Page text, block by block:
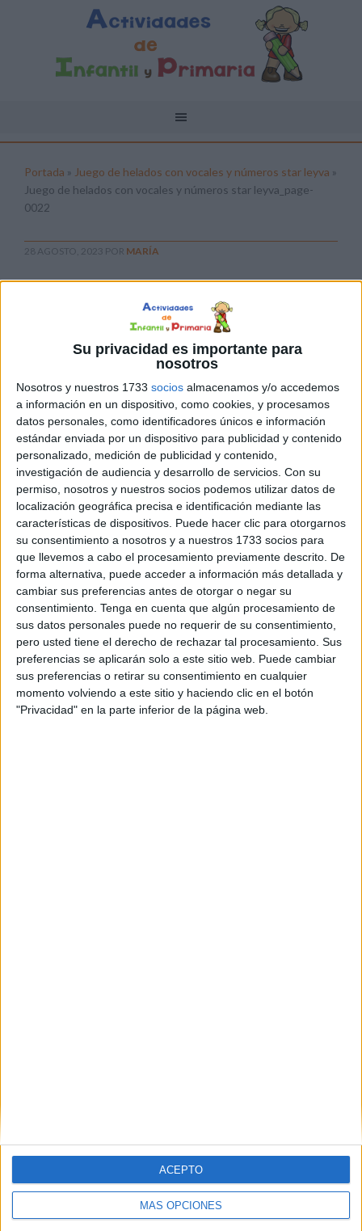
Su privacidad es importante para
nosotros
Nosotros y nuestros 1733 socios almacenamos y/o accedemos
a información en un dispositivo, como cookies, y procesamos
datos personales, como identificadores únicos e información
estándar enviada por un dispositivo para publicidad y contenido
personalizado, medición de publicidad y contenido,
investigación de audiencia y desarrollo de servicios. Con su
permiso, nosotros y nuestros socios podemos utilizar datos de
localización geográfica precisa e identificación mediante las
características de dispositivos. Puede hacer clic para otorgarnos
su consentimiento a nosotros y a nuestros 1733 socios para
que llevemos a cabo el procesamiento previamente descrito. De
forma alternativa, puede acceder a información más detallada y
cambiar sus preferencias antes de otorgar o negar su
consentimiento. Tenga en cuenta que algún procesamiento de
sus datos personales puede no requerir de su consentimiento,
pero usted tiene el derecho de rechazar tal procesamiento. Sus
preferencias se aplicarán solo a este sitio web. Puede cambiar
sus preferencias o retirar su consentimiento en cualquier
momento volviendo a este sitio y haciendo clic en el botón
"Privacidad" en la parte inferior de la página web.
MÁS OPCIONES
ACEPTO
Portada » Juego de helados con vocales y números star leyva »
Juego de helados con vocales y números star leyva_page-
0022
28 AGOSTO, 2023 POR MARÍA
números star leyva_page-0022
Pulsa sobre el enlace para descargar el
PINTEREST